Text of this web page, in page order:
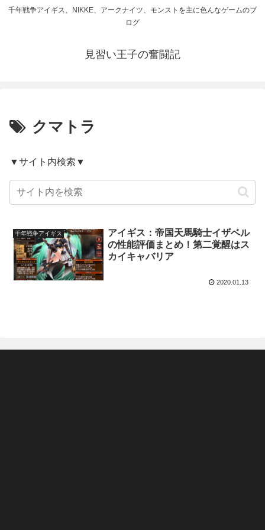
千年戦争アイギス、NIKKE、アークナイツ、モンストを主に色んなゲームのブ
ログ
見習い王子の奮闘記
クマトラ
▼サイト内検索▼
千年戦争アイギス
アイギス：帝国天馬騎士イザベル
の性能評価まとめ！第二覚醒はス
カイキャバリア
2020.01.13